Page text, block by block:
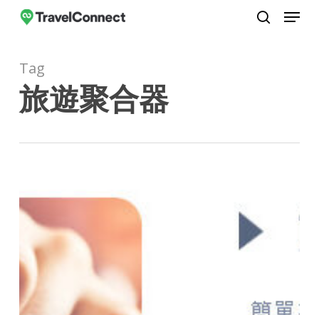
Skip
content
Menu
Tag
旅遊聚合器